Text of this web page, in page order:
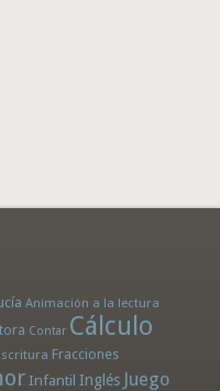
Animación a la lectura
Contar Cálculo
Fracciones
Infantil Inglés Juego